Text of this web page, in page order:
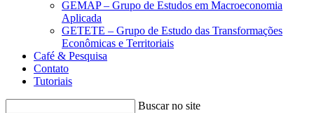
GEMAP – Grupo de Estudos em Macroeconomia
Aplicada
GETETE – Grupo de Estudo das Transformações
Econômicas e Territoriais
Café & Pesquisa
Contato
Tutoriais
Buscar no site